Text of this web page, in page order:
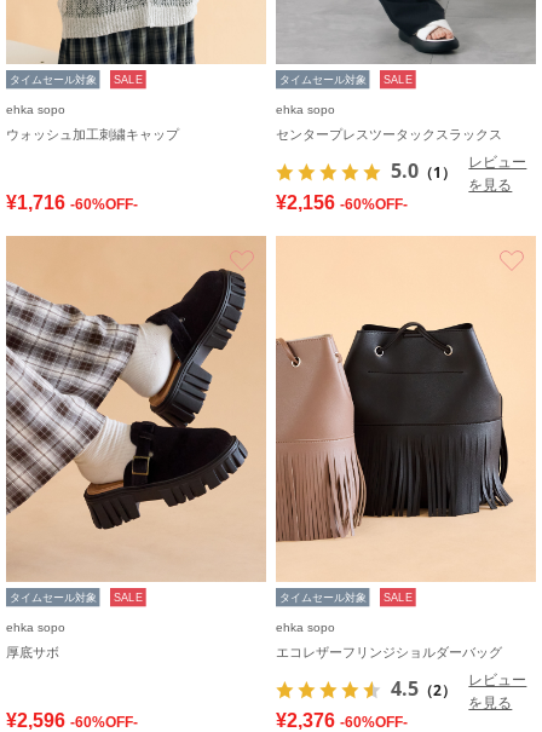
タイムセール対象 SALE
ehka sopo
ウォッシュ加工刺繍キャップ
¥1,716 -60%OFF-
タイムセール対象 SALE
ehka sopo
センタープレスツータックスラックス
5.0 （1）
レビュー
を見る
¥2,156 -60%OFF-
タイムセール対象 SALE
ehka sopo
厚底サボ
¥2,596 -60%OFF-
タイムセール対象 SALE
ehka sopo
エコレザーフリンジショルダーバッグ
4.5 （2）
レビュー
を見る
¥2,376 -60%OFF-